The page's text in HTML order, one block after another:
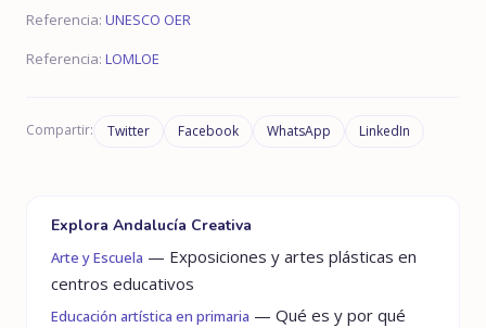
Referencia: UNESCO OER
Referencia: LOMLOE
Compartir: Twitter Facebook WhatsApp LinkedIn
Explora Andalucía Creativa
Arte y Escuela — Exposiciones y artes plásticas en
centros educativos
Educación artística en primaria — Qué es y por qué